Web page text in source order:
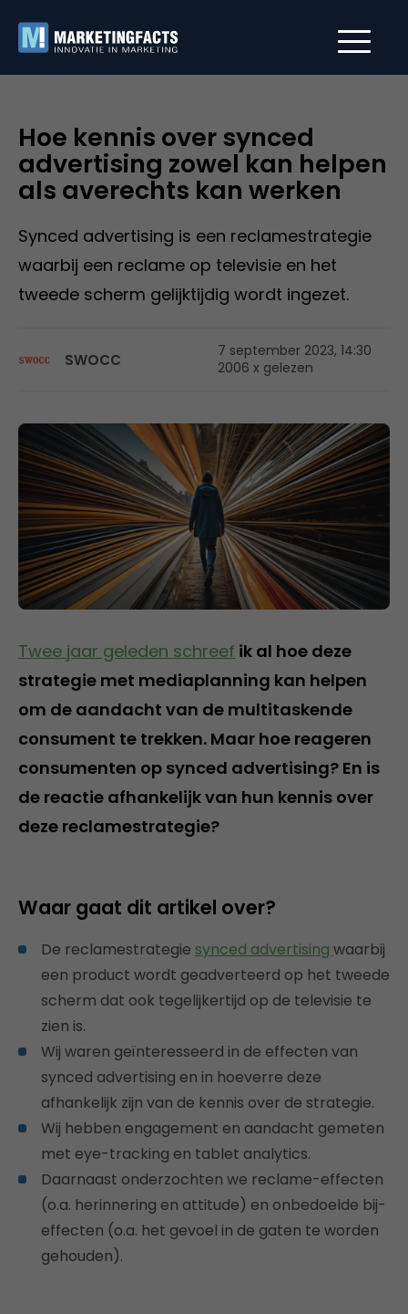
Hoe kennis over synced
advertising zowel kan helpen
als averechts kan werken
Synced advertising is een reclamestrategie
waarbij een reclame op televisie en het
tweede scherm gelijktijdig wordt ingezet.
SWOCC
7 september 2023, 14:30
2006 x gelezen
Twee jaar geleden schreef ik al hoe deze
strategie met mediaplanning kan helpen
om de aandacht van de multitaskende
consument te trekken. Maar hoe reageren
consumenten op synced advertising? En is
de reactie afhankelijk van hun kennis over
deze reclamestrategie?
Waar gaat dit artikel over?
De reclamestrategie synced advertising waarbij
een product wordt geadverteerd op het tweede
scherm dat ook tegelijkertijd op de televisie te
zien is.
Wij waren geïnteresseerd in de effecten van
synced advertising en in hoeverre deze
afhankelijk zijn van de kennis over de strategie.
Wij hebben engagement en aandacht gemeten
met eye-tracking en tablet analytics.
Daarnaast onderzochten we reclame-effecten
(o.a. herinnering en attitude) en onbedoelde bij-
effecten (o.a. het gevoel in de gaten te worden
gehouden).